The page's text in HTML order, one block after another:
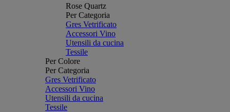
Rose Quartz
Per Categoria
Gres Vetrificato
Accessori Vino
Utensili da cucina
Tessile
Per Colore
Per Categoria
Gres Vetrificato
Accessori Vino
Utensili da cucina
Tessile